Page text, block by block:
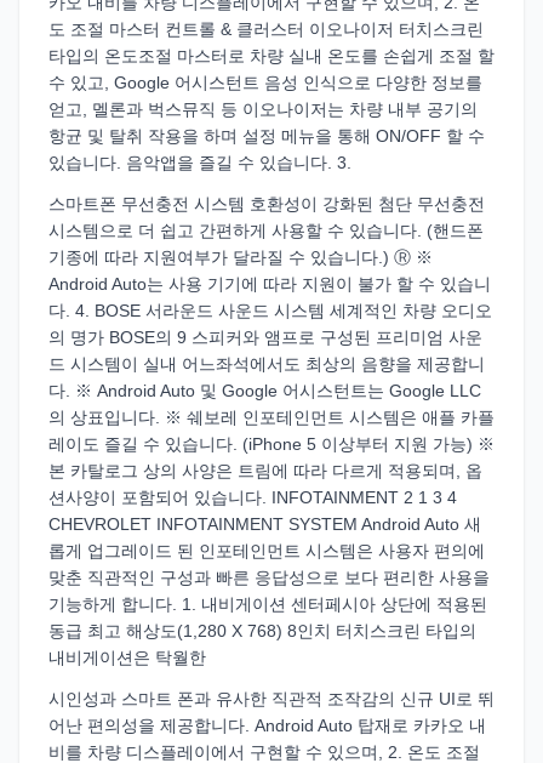
도 조절 마스터 컨트롤 & 클러스터 이오나이저 터치스크린
타입의 온도조절 마스터로 차량 실내 온도를 손쉽게 조절 할
수 있고, Google 어시스턴트 음성 인식으로 다양한 정보를
얻고, 멜론과 벅스뮤직 등 이오나이저는 차량 내부 공기의
항균 및 탈취 작용을 하며 설정 메뉴을 통해 ON/OFF 할 수
있습니다. 음악앱을 즐길 수 있습니다. 3.
스마트폰 무선충전 시스템 호환성이 강화된 첨단 무선충전
시스템으로 더 쉽고 간편하게 사용할 수 있습니다. (핸드폰
기종에 따라 지원여부가 달라질 수 있습니다.) Ⓡ ※
Android Auto는 사용 기기에 따라 지원이 불가 할 수 있습니
다. 4. BOSE 서라운드 사운드 시스템 세계적인 차량 오디오
의 명가 BOSE의 9 스피커와 앰프로 구성된 프리미엄 사운
드 시스템이 실내 어느좌석에서도 최상의 음향을 제공합니
다. ※ Android Auto 및 Google 어시스턴트는 Google LLC
의 상표입니다. ※ 쉐보레 인포테인먼트 시스템은 애플 카플
레이도 즐길 수 있습니다. (iPhone 5 이상부터 지원 가능) ※
본 카탈로그 상의 사양은 트림에 따라 다르게 적용되며, 옵
션사양이 포함되어 있습니다. INFOTAINMENT 2 1 3 4
CHEVROLET INFOTAINMENT SYSTEM Android Auto 새
롭게 업그레이드 된 인포테인먼트 시스템은 사용자 편의에
맞춘 직관적인 구성과 빠른 응답성으로 보다 편리한 사용을
기능하게 합니다. 1. 내비게이션 센터페시아 상단에 적용된
동급 최고 해상도(1,280 X 768) 8인치 터치스크린 타입의
내비게이션은 탁월한
시인성과 스마트 폰과 유사한 직관적 조작감의 신규 UI로 뛰
어난 편의성을 제공합니다. Android Auto 탑재로 카카오 내
비를 차량 디스플레이에서 구현할 수 있으며, 2. 온도 조절